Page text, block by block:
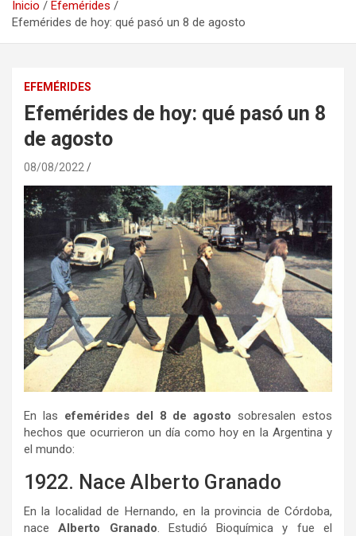
Inicio
Efemérides
Efemérides de hoy: qué pasó un 8 de agosto
EFEMÉRIDES
Efemérides de hoy: qué pasó un 8
de agosto
08/08/2022
En las efemérides del 8 de agosto sobresalen estos
hechos que ocurrieron un día como hoy en la Argentina y
el mundo:
1922. Nace Alberto Granado
En la localidad de Hernando, en la provincia de Córdoba,
nace Alberto Granado. Estudió Bioquímica y fue el